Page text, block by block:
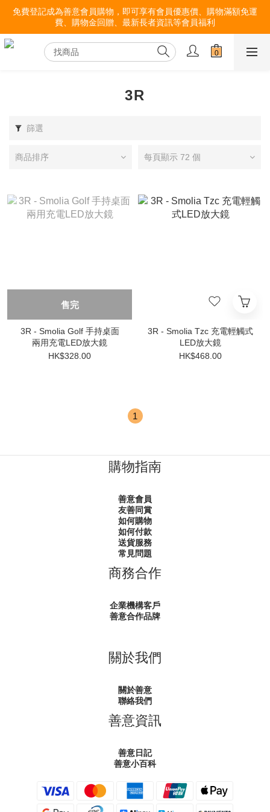
免費登記成為善意會員購物，即可享有會員優惠價、購物滿額免運
費、購物金回贈、最新長者資訊等會員福利
3R
篩選
商品排序 每頁顯示 72 個
售完
3R - Smolia Golf 手持桌面
兩用充電LED放大鏡
HK$328.00
3R - Smolia Tzc 充電輕觸式
LED放大鏡
HK$468.00
1
購物指南
善意會員
友善同賞
如何購物
如何付款
送貨服務
常見問題
商務合作
企業機構客戶
善意合作品牌
關於我們
關於善意
聯絡我們
善意資訊
善意日記
善意小百科